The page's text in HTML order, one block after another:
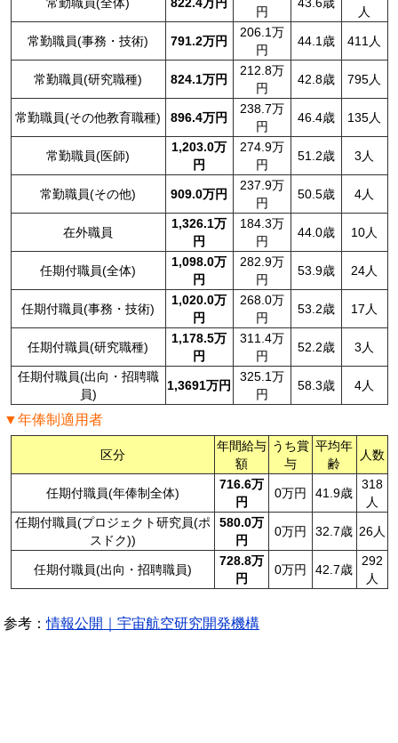
円
人
常勤職員(事務・技術) 791.2万円
206.1万
円
44.1歳 411人
常勤職員(研究職種) 824.1万円
212.8万
円
42.8歳 795人
常勤職員(その他教育職種) 896.4万円
238.7万
円
46.4歳 135人
常勤職員(医師)
1,203.0万
円
274.9万
円
51.2歳 3人
常勤職員(その他) 909.0万円
237.9万
円
50.5歳 4人
在外職員
1,326.1万
円
184.3万
円
44.0歳 10人
任期付職員(全体)
1,098.0万
円
282.9万
円
53.9歳 24人
任期付職員(事務・技術)
1,020.0万
円
268.0万
円
53.2歳 17人
任期付職員(研究職種)
1,178.5万
円
311.4万
円
52.2歳 3人
任期付職員(出向・招聘職
員)
1,3691万円
325.1万
円
58.3歳 4人
▼年俸制適用者
区分
年間給与
額
うち賞
与
平均年
齢
人数
任期付職員(年俸制全体)
716.6万
円
0万円 41.9歳
318
人
任期付職員(プロジェクト研究員(ポ
スドク))
580.0万
円
0万円 32.7歳 26人
任期付職員(出向・招聘職員)
728.8万
円
0万円 42.7歳
292
人
参考：情報公開｜宇宙航空研究開発機構